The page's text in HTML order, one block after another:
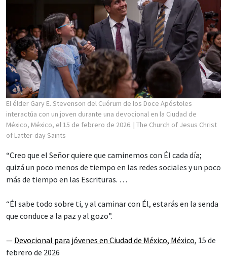
El élder Gary E. Stevenson del Cuórum de los Doce Apóstoles
interactúa con un joven durante una devocional en la Ciudad de
México, México, el 15 de febrero de 2026. | The Church of Jesus Christ
of Latter-day Saints
“Creo que el Señor quiere que caminemos con Él cada día;
quizá un poco menos de tiempo en las redes sociales y un poco
más de tiempo en las Escrituras. …
“Él sabe todo sobre ti, y al caminar con Él, estarás en la senda
que conduce a la paz y al gozo”.
— Devocional para jóvenes en Ciudad de México, México, 15 de
febrero de 2026